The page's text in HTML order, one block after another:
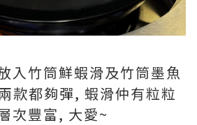
入竹筒鮮蝦滑及竹筒墨魚
款都夠彈, 蝦滑仲有粒粒
次豐富, 大愛~